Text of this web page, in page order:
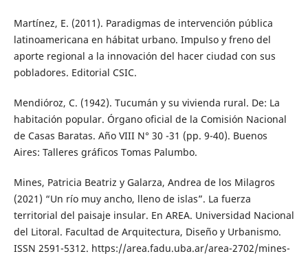
Martínez, E. (2011). Paradigmas de intervención pública
latinoamericana en hábitat urbano. Impulso y freno del
aporte regional a la innovación del hacer ciudad con sus
pobladores. Editorial CSIC.
Mendióroz, C. (1942). Tucumán y su vivienda rural. De: La
habitación popular. Órgano oficial de la Comisión Nacional
de Casas Baratas. Año VIII N° 30 -31 (pp. 9-40). Buenos
Aires: Talleres gráficos Tomas Palumbo.
Mines, Patricia Beatriz y Galarza, Andrea de los Milagros
(2021) “Un río muy ancho, lleno de islas”. La fuerza
territorial del paisaje insular. En AREA. Universidad Nacional
del Litoral. Facultad de Arquitectura, Diseño y Urbanismo.
ISSN 2591-5312. https://area.fadu.uba.ar/area-2702/mines-